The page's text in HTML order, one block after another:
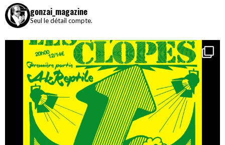
gonzai_magazine
Seul le détail compte.